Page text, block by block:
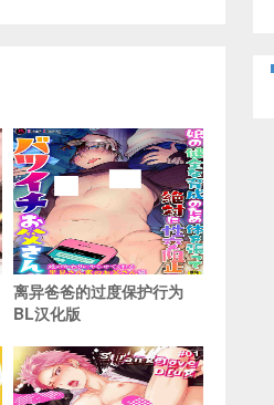
离异爸爸的过度保护行为
BL汉化版